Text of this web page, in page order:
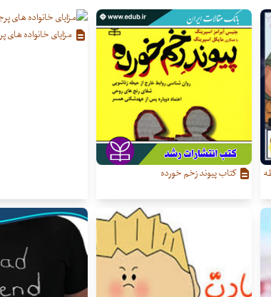
کتاب پیوند زخم خورده
مزایای خانواده